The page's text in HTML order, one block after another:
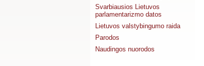
Svarbiausios Lietuvos
parlamentarizmo datos
Lietuvos valstybingumo raida
Parodos
Naudingos nuorodos